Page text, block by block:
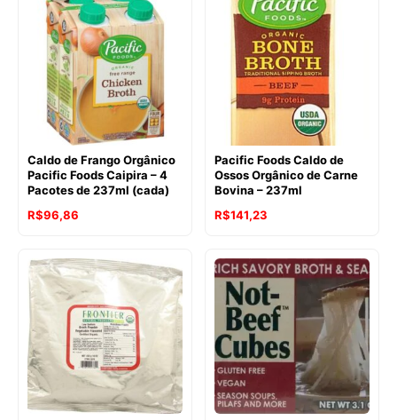
era:
R$130,73.
é:
R$104,06.
Caldo de Frango Orgânico
Pacific Foods Caipira – 4
Pacotes de 237ml (cada)
O
original
era:
R$126,21.
R$96,86
atual
é:
R$96,86.
Pacific Foods Caldo de
Ossos Orgânico de Carne
Bovina – 237ml
O
original
era:
R$144,38.
R$141,23
atual
é:
R$141,23.